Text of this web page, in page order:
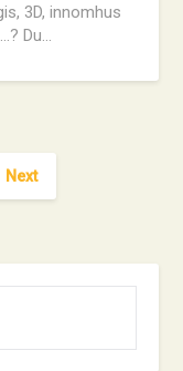
3D, innomhus
Du…
Next